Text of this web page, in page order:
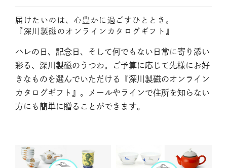
届けたいのは、心豊かに過ごすひととき。
『深川製磁のオンラインカタログギフト』
ハレの日、記念日、そして何でもない日常に寄り添い
彩る、深川製磁のうつわ。ご予算に応じて先様にお好
きなものを選んでいただける『深川製磁のオンライン
カタログギフト』。メールやラインで住所を知らない
方にも簡単に贈ることができます。